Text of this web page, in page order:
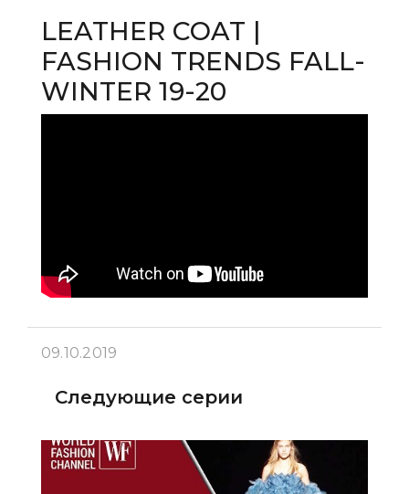
LEATHER COAT |
FASHION TRENDS FALL-
WINTER 19-20
09.10.2019
Следующие серии